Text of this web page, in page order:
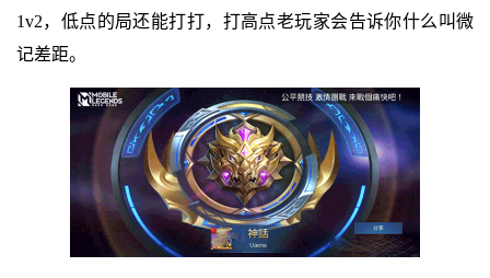
1v2，低点的局还能打打，打高点老玩家会告诉你什么叫微
记差距。